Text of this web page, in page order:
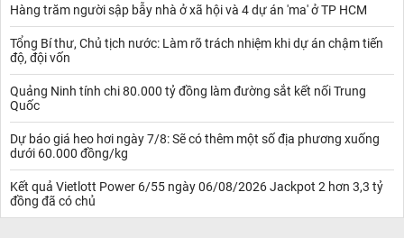
Hàng trăm người sập bẫy nhà ở xã hội và 4 dự án 'ma' ở TP HCM
Tổng Bí thư, Chủ tịch nước: Làm rõ trách nhiệm khi dự án chậm tiến
độ, đội vốn
Quảng Ninh tính chi 80.000 tỷ đồng làm đường sắt kết nối Trung
Quốc
Dự báo giá heo hơi ngày 7/8: Sẽ có thêm một số địa phương xuống
dưới 60.000 đồng/kg
Kết quả Vietlott Power 6/55 ngày 06/08/2026 Jackpot 2 hơn 3,3 tỷ
đồng đã có chủ